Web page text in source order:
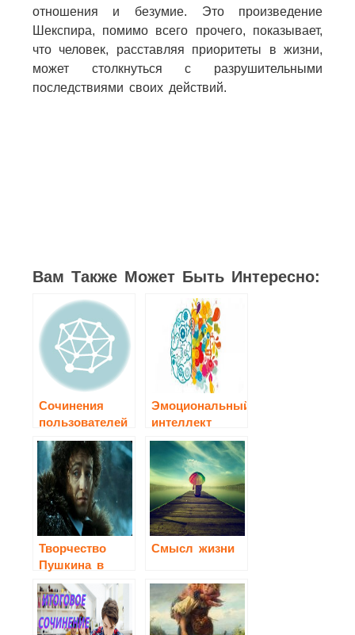
отношения и безумие. Это произведение
Шекспира, помимо всего прочего, показывает,
что человек, расставляя приоритеты в жизни,
может столкнуться с разрушительными
последствиями своих действий.
Вам Также Может Быть Интересно:
Сочинения
пользователей
Эмоциональный
интеллект
Творчество
Пушкина в
зеркале кино
Смысл жизни